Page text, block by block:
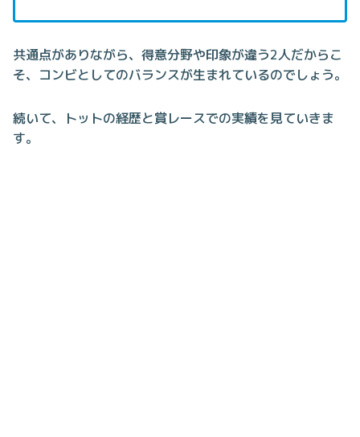
共通点がありながら、得意分野や印象が違う2人だからこ
そ、コンビとしてのバランスが生まれているのでしょう。
続いて、トットの経歴と賞レースでの実績を見ていきま
す。